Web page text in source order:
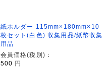
紙ホルダー 115mm×180mm×10
枚セット(白色) 収集用品/紙幣収集
用品
会員価格(税別)：
500 円